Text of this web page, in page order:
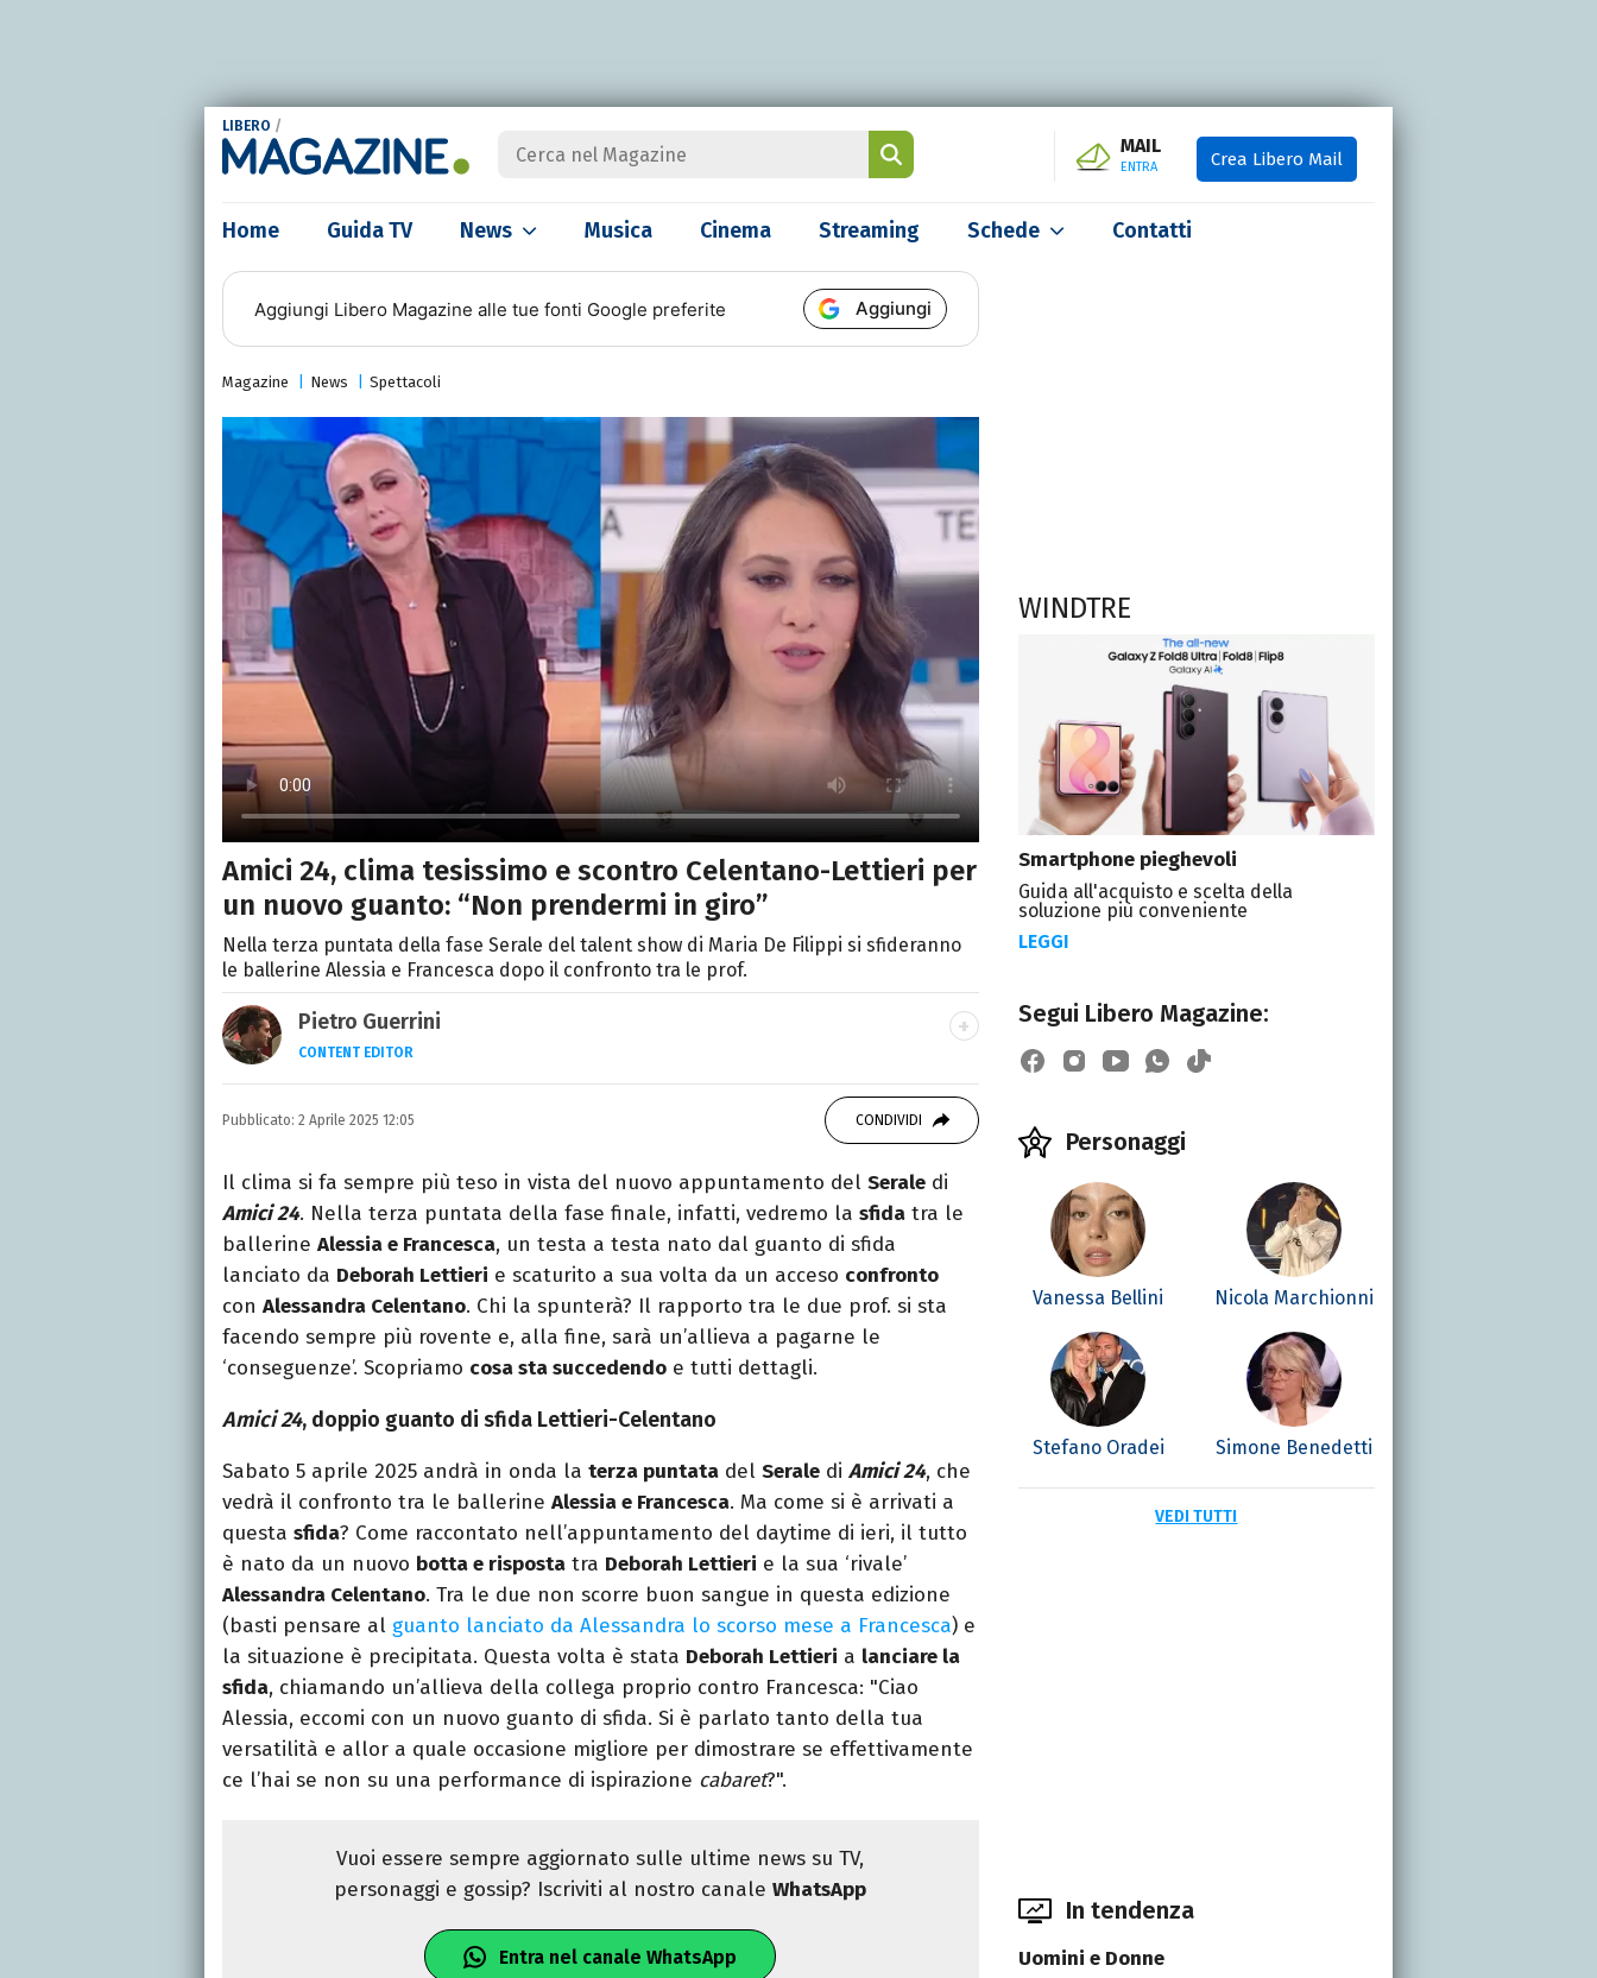
LIBERO /
MAIL
ENTRA Crea Libero Mail
Home Guida TV News Musica Cinema Streaming Schede Contatti
Aggiungi Libero Magazine alle tue fonti Google preferite Aggiungi
Magazine News Spettacoli
Amici 24, clima tesissimo e scontro Celentano-Lettieri per
un nuovo guanto: “Non prendermi in giro”
Nella terza puntata della fase Serale del talent show di Maria De Filippi si sfideranno
le ballerine Alessia e Francesca dopo il confronto tra le prof.
Pietro Guerrini
CONTENT EDITOR
Laurea in Lettere, smania di viaggi e passione per i cartoni (della pizza
e della Pixar).
Pubblicato: 2 Aprile 2025 12:05 CONDIVIDI
Il clima si fa sempre più teso in vista del nuovo appuntamento del Serale di
Amici 24. Nella terza puntata della fase finale, infatti, vedremo la sfida tra le
ballerine Alessia e Francesca, un testa a testa nato dal guanto di sfida
lanciato da Deborah Lettieri e scaturito a sua volta da un acceso confronto
con Alessandra Celentano. Chi la spunterà? Il rapporto tra le due prof. si sta
facendo sempre più rovente e, alla fine, sarà un’allieva a pagarne le
‘conseguenze’. Scopriamo cosa sta succedendo e tutti dettagli.
Amici 24, doppio guanto di sfida Lettieri-Celentano
Sabato 5 aprile 2025 andrà in onda la terza puntata del Serale di Amici 24, che
vedrà il confronto tra le ballerine Alessia e Francesca. Ma come si è arrivati a
questa sfida? Come raccontato nell’appuntamento del daytime di ieri, il tutto
è nato da un nuovo botta e risposta tra Deborah Lettieri e la sua ‘rivale’
Alessandra Celentano. Tra le due non scorre buon sangue in questa edizione
(basti pensare al guanto lanciato da Alessandra lo scorso mese a Francesca) e
la situazione è precipitata. Questa volta è stata Deborah Lettieri a lanciare la
sfida, chiamando un’allieva della collega proprio contro Francesca: "Ciao
Alessia, eccomi con un nuovo guanto di sfida. Si è parlato tanto della tua
versatilità e allor a quale occasione migliore per dimostrare se effettivamente
ce l’hai se non su una performance di ispirazione cabaret?".
Vuoi essere sempre aggiornato sulle ultime news su TV,
personaggi e gossip? Iscriviti al nostro canaleWhatsApp
Entra nel canale WhatsApp
WINDTRE
Smartphone pieghevoli
Guida all'acquisto e scelta della
soluzione più conveniente
LEGGI
Segui Libero Magazine:
Personaggi
Vanessa Bellini Nicola Marchionni
Stefano Oradei Simone Benedetti
VEDI TUTTI
In tendenza
Uomini e Donne